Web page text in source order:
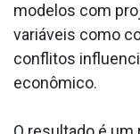
modelos com
variáveis como
conflitos
econômico.